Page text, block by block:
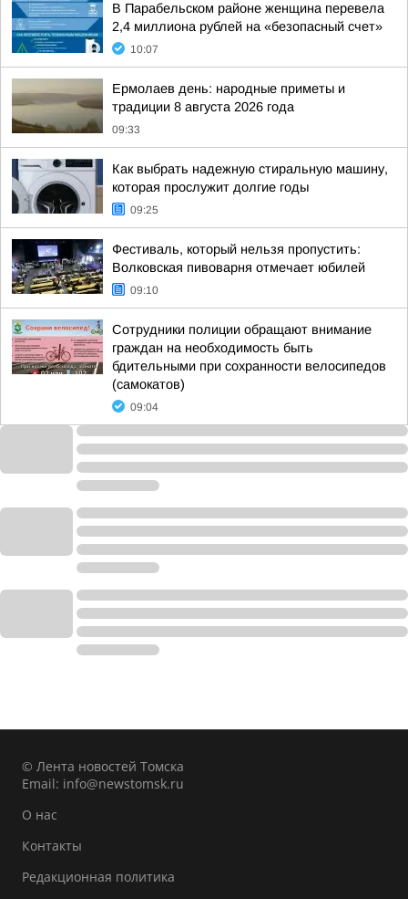
В Парабельском районе женщина перевела
2,4 миллиона рублей на «безопасный счет»
10:07
Ермолаев день: народные приметы и
традиции 8 августа 2026 года
09:33
Как выбрать надежную стиральную машину,
которая прослужит долгие годы
09:25
Фестиваль, который нельзя пропустить:
Волковская пивоварня отмечает юбилей
09:10
Сотрудники полиции обращают внимание
граждан на необходимость быть
бдительными при сохранности велосипедов
(самокатов)
09:04
© Лента новостей Томска
Email: info@newstomsk.ru
О нас
Контакты
Редакционная политика